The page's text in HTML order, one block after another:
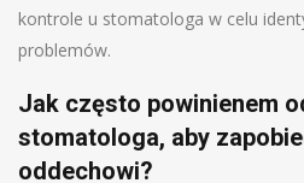
kontrole u stomatologa w celu
problemów.
Jak często powinienem
stomatologa, aby
oddechowi?